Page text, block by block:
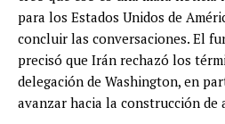
para los Estados Unidos de
concluir las conversaciones. El
precisó que Irán rechazó los
delegación de Washington, en
avanzar hacia la construcción de